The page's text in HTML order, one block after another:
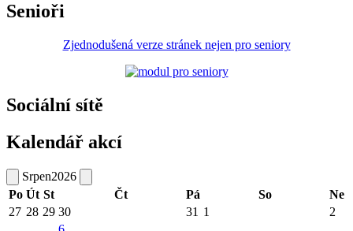
Senioři
Zjednodušená verze stránek nejen pro seniory
Sociální sítě
Kalendář akcí
Srpen2026
Po Út St Čt Pá So
Ne
27 28 29 30 31 1 2